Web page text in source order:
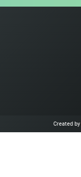
Created by